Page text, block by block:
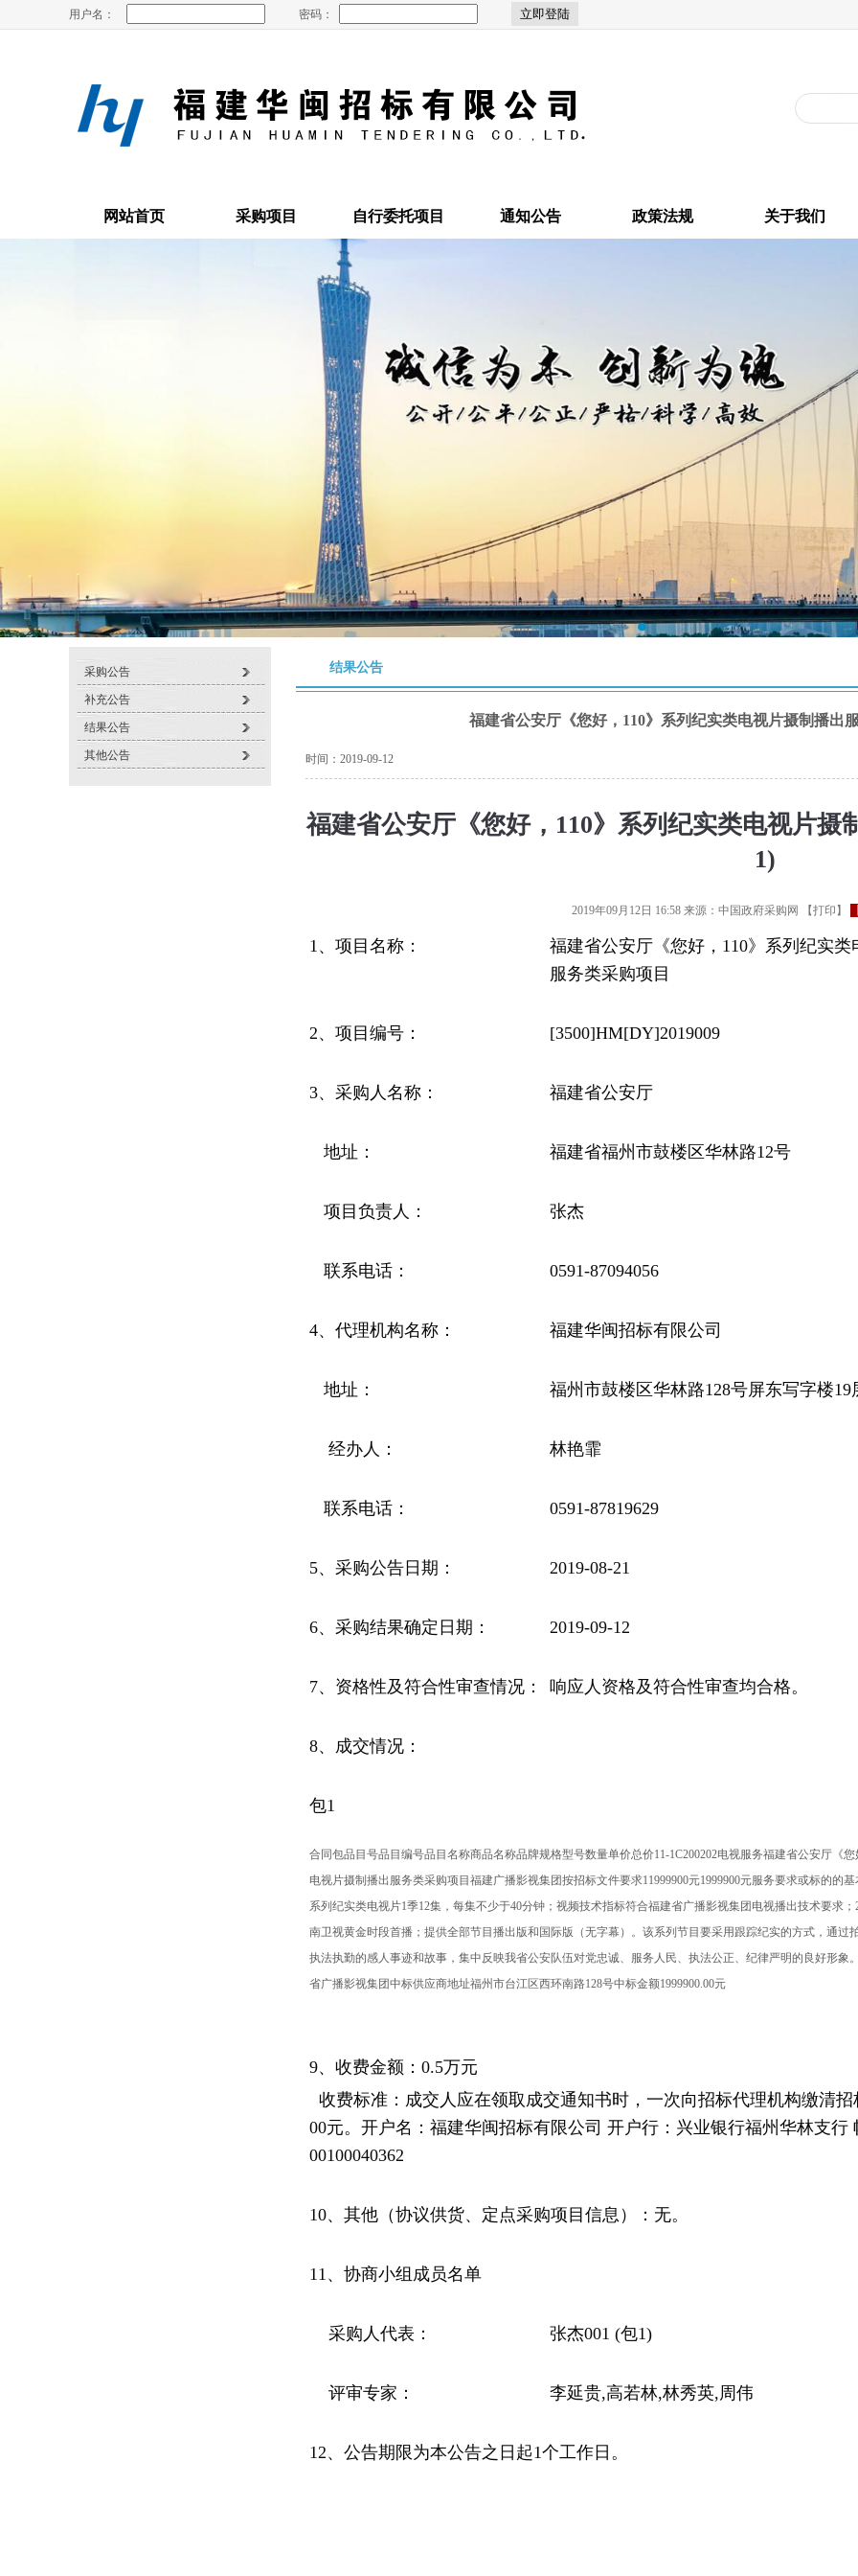
用户名： 密码：
网站首页 采购项目 自行委托项目 通知公告 政策法规 关于我们
采购公告
补充公告
结果公告
其他公告
结果公告
福建省公安厅《您好，110》系列纪实类电视片摄制播出
时间：2019-09-12
福建省公安厅《您好，110》系列纪实类电视片摄
1)
2019年09月12日 16:58 来源： 中国政府采购网 【打印 】
1、项目名称：
福建省公安厅《您好，110》系列纪实类
服务类采购项目
2、项目编号： [3500]HM[DY]2019009
3、采购人名称： 福建省公安厅
地址： 福建省福州市鼓楼区华林路12号
项目负责人： 张杰
联系电话： 0591-87094056
4、代理机构名称： 福建华闽招标有限公司
地址： 福州市鼓楼区华林路128号屏东写字楼19
经办人： 林艳霏
联系电话： 0591-87819629
5、采购公告日期： 2019-08-21
6、采购结果确定日期： 2019-09-12
7、资格性及符合性审查情况： 响应人资格及符合性审查均合格。
8、成交情况：
包1
合同包品目号品目编号品目名称商品名称品牌规格型号数量单价总价11-1C200202电视服务福建省公安厅《
电视片摄制播出服务类采购项目福建广播影视集团按招标文件要求11999900元1999900元服务要求或标的的
系列纪实类电视片1季12集，每集不少于40分钟；视频技术指标符合福建省广播影视集团电视播出技术要求；
南卫视黄金时段首播；提供全部节目播出版和国际版（无字幕）。该系列节目要采用跟踪纪实的方式，通过
执法执勤的感人事迹和故事，集中反映我省公安队伍对党忠诚、服务人民、执法公正、纪律严明的良好形象
省广播影视集团中标供应商地址福州市台江区西环南路128号中标金额1999900.00元
9、收费金额： 0.5万元
收费标准： 成交人应在领取成交通知书时，一次向招标代理机构缴清招
00元。开户名：福建华闽招标有限公司 开户行：兴业银行福州华林支行
00100040362
10、其他（协议供货、定点采购项目信息）： 无。
11、协商小组成员名单
采购人代表： 张杰001 (包1)
评审专家： 李延贵,高若林,林秀英,周伟
12、 公告期限为本公告之日起1个工作日。